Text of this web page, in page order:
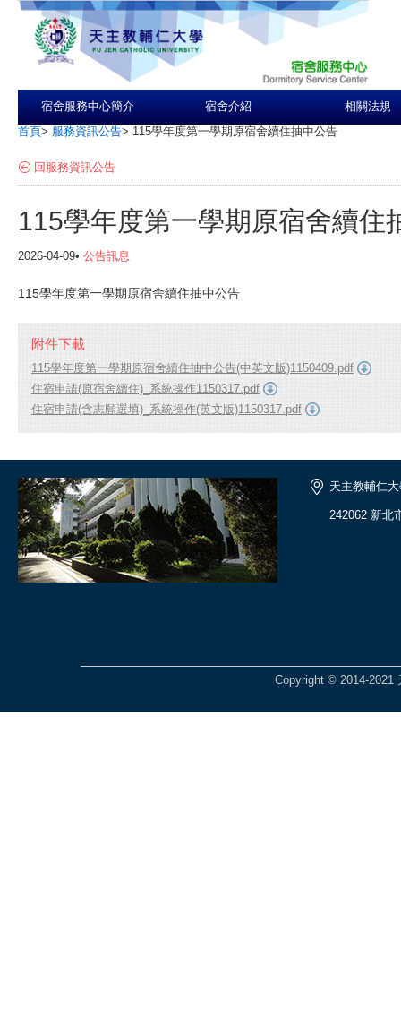
宿舍服務中心簡介 宿舍介紹 相關法規
首頁> 服務資訊公告> 115學年度第一學期原宿舍續住抽中公告
回服務資訊公告
115學年度第一學期原宿舍續住
2026-04-09• 公告訊息
115學年度第一學期原宿舍續住抽中公告
附件下載
115學年度第一學期原宿舍續住抽中公告(中英文版)1150409.pdf
住宿申請(原宿舍續住)_系統操作1150317.pdf
住宿申請(含志願選填)_系統操作(英文版)1150317.pdf
天主教輔仁
242062 新北
Copyright © 2014-2021